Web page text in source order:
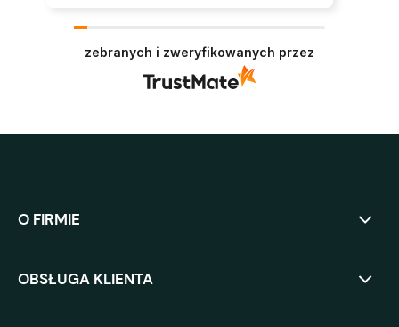
zebranych i zweryfikowanych przez
O FIRMIE
OBSŁUGA KLIENTA